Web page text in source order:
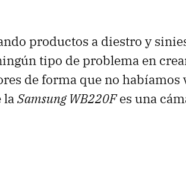
productos a diestro y
tipo de problema en
de forma que no habíamos
laSamsung WB220Fes una